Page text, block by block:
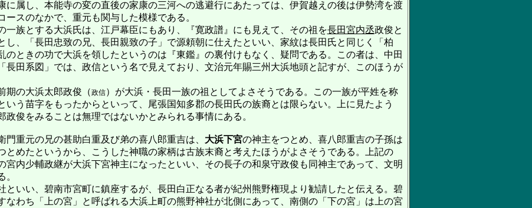
属し、本能寺の変の直後の家康の三河への逃避行にあたっては、伊賀越えの後は伊勢湾を渡
スのなかで、重元も関与した模様である。
族とする大浜氏は、江戸幕臣にもあり、『寛政譜』にも見えて、その祖を長田宮内丞政俊と
し、「長田忠致の兄、長田親致の子」で源頼朝に仕えたといい、家紋は長田氏と同じく「柏
のときの功で大浜を領したというのは『東鑑』の裏付けもなく、疑問である。この者は、中田
長田系図」では、政信という名で見えており、文治元年賜三州大浜地頭と記すが、このほうが
期の大浜太郎政俊（政信）が大浜・長田一族の祖としてよさそうである。この一族が平姓を称
いう苗字をもったからといって、尾張国知多郡の長田氏の族裔とは限らない。上に見たよう
政俊をみることは無理ではないかとみられる事情にある。
重元の兄の甚助白重及び弟の喜八郎重吉は、 大浜下宮の神主をつとめ、喜八郎重吉の子孫は
とめたというから、こうした神職の家柄は古族末裔と考えたほうがよさそうである。上記の
宮内少輔政継が大浜下宮神主になったといい、その長子の和泉守政俊も同神主であって、文明
。
いい、碧南市宮町に鎮座するが、長田白正なる者が紀州熊野権現より勧請したと伝える。碧
なわち「上の宮」と呼ばれる大浜上町の熊野神社が北側にあって、南側の「下の宮」は上の宮